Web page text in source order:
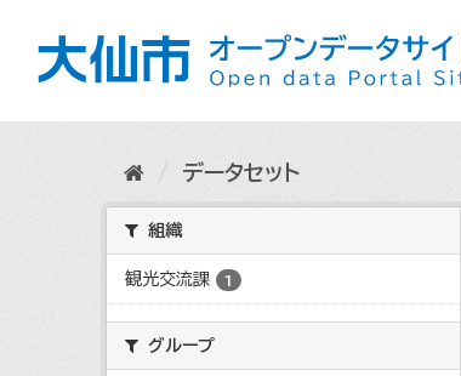
データセット
組織
観光交流課 1
グループ